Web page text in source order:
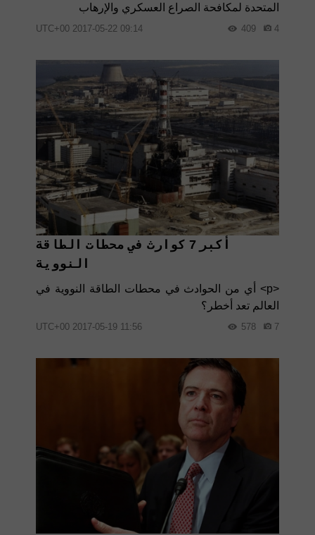
المتحدة لمكافحة الصراع العسكري والإرهاب
09:14 2017-05-22 UTC+00 4
409
أكبر 7 كوارث في محطات الطاقة
النووية
<p> أي من الحوادث في محطات الطاقة النووية في
العالم تعد أخطر؟
11:56 2017-05-19 UTC+00 7
578